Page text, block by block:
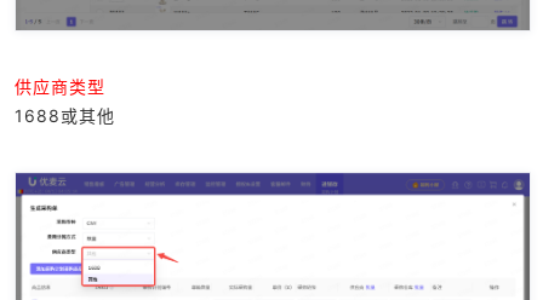
供应商类型
1688或其他